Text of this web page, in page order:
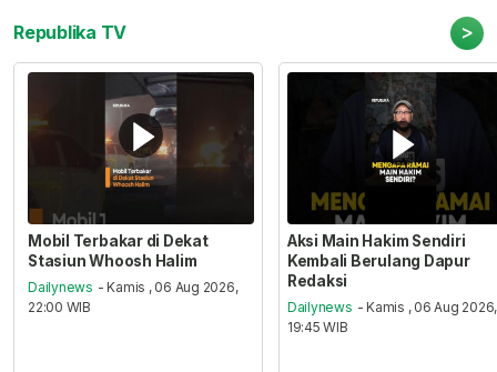
Republika TV >
Mobil Terbakar di Dekat
Stasiun Whoosh Halim
Dailynews - Kamis , 06 Aug 2026,
22:00 WIB
Aksi Main Hakim Sendiri
Kembali Berulang Dapur
Redaksi
Dailynews - Kamis , 06 Aug 2026,
19:45 WIB